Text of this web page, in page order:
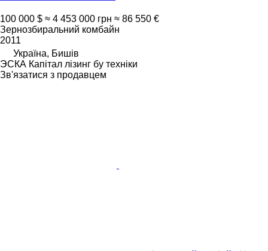
100 000 $ ≈ 4 453 000 грн ≈ 86 550 €
Зернозбиральний комбайн
2011
Україна, Бишів
ЭСКА Капітал лізинг бу техніки
Зв'язатися з продавцем